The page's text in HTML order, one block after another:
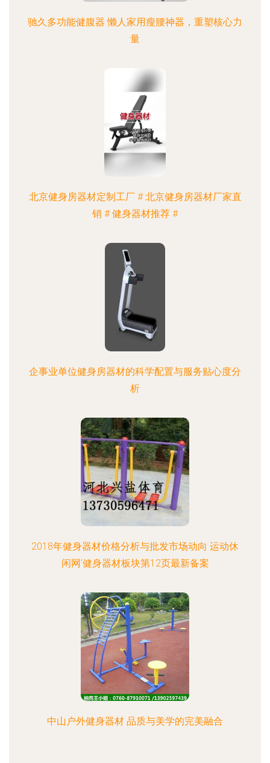
驰久多功能健腹器 懒人家用瘦腰神器，重塑核心力
量
北京健身房器材定制工厂 # 北京健身房器材厂家直
销 # 健身器材推荐 #
企事业单位健身房器材的科学配置与服务贴心度分
析
2018年健身器材价格分析与批发市场动向 运动休
闲网‘健身器材板块第12页最新备案
中山户外健身器材 品质与美学的完美融合